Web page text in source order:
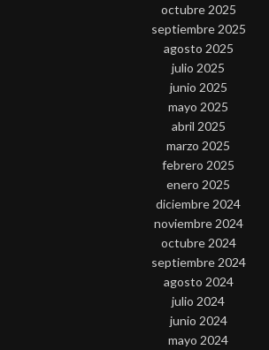
octubre 2025
septiembre 2025
agosto 2025
julio 2025
junio 2025
mayo 2025
abril 2025
marzo 2025
febrero 2025
enero 2025
diciembre 2024
noviembre 2024
octubre 2024
septiembre 2024
agosto 2024
julio 2024
junio 2024
mayo 2024